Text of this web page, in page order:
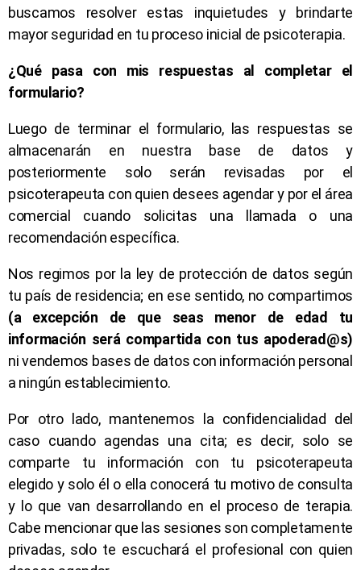
buscamos resolver estas inquietudes y brindarte
mayor seguridad en tu proceso inicial de psicoterapia.
¿Qué pasa con mis respuestas al completar el
formulario?
Luego de terminar el formulario, las respuestas se
almacenarán en nuestra base de datos y
posteriormente solo serán revisadas por el
psicoterapeuta con quien desees agendar y por el área
comercial cuando solicitas una llamada o una
recomendación específica.
Nos regimos por la ley de protección de datos según
tu país de residencia; en ese sentido, no compartimos
(a excepción de que seas menor de edad tu
información será compartida con tus apoderad@s)
ni vendemos bases de datos con información personal
a ningún establecimiento.
Por otro lado, mantenemos la confidencialidad del
caso cuando agendas una cita; es decir, solo se
comparte tu información con tu psicoterapeuta
elegido y solo él o ella conocerá tu motivo de consulta
y lo que van desarrollando en el proceso de terapia.
Cabe mencionar que las sesiones son completamente
privadas, solo te escuchará el profesional con quien